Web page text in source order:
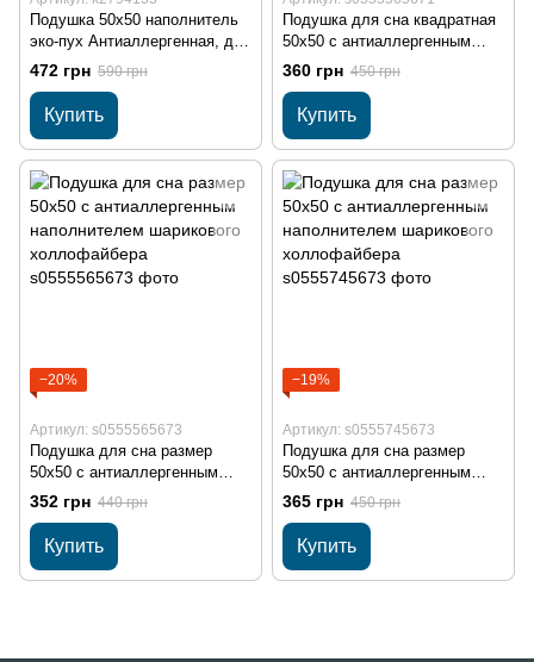
Подушка 50х50 наполнитель
эко-пух Антиаллергенная, для
комфортного сна, чехол
хлопок 100%
472 грн 590 грн
Купить
Подушка для сна квадратная
50х50 с антиаллергенным
наполнителем шарикового
холлофайбера
360 грн 450 грн
Купить
−20%
Артикул: s0555565673
Подушка для сна размер
50х50 с антиаллергенным
наполнителем шарикового
холлофайбера
352 грн 440 грн
Купить
−19%
Артикул: s0555745673
Подушка для сна размер
50х50 с антиаллергенным
наполнителем шарикового
холлофайбера
365 грн 450 грн
Купить